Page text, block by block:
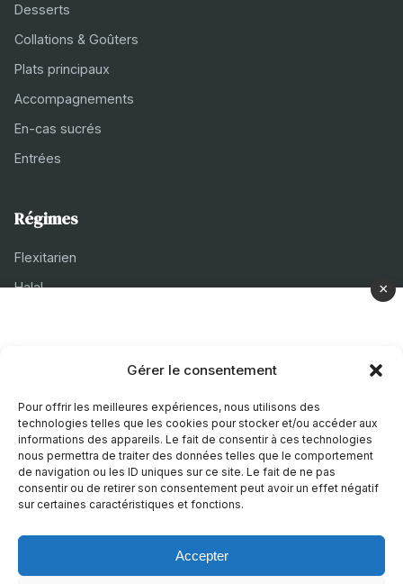
Gérer le consentement
Pour offrir les meilleures expériences, nous utilisons des
technologies telles que les cookies pour stocker et/ou accéder aux
informations des appareils. Le fait de consentir à ces technologies
nous permettra de traiter des données telles que le comportement
de navigation ou les ID uniques sur ce site. Le fait de ne pas
consentir ou de retirer son consentement peut avoir un effet négatif
sur certaines caractéristiques et fonctions.
Accepter
Desserts
Collations & Goûters
Plats principaux
Accompagnements
En-cas sucrés
Entrées
Régimes
Flexitarien
Halal
À propos
Mentions légales
Politique de confidentialité
Politique de cookies
×